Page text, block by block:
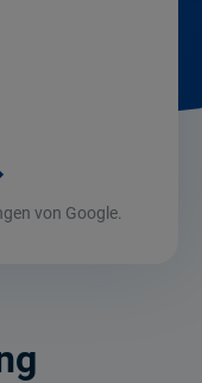
von Google.